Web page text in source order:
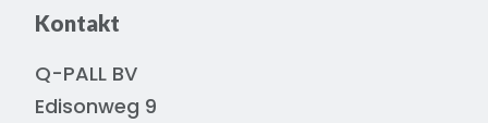
Kontakt
Q-PALL BV
Edisonweg 9